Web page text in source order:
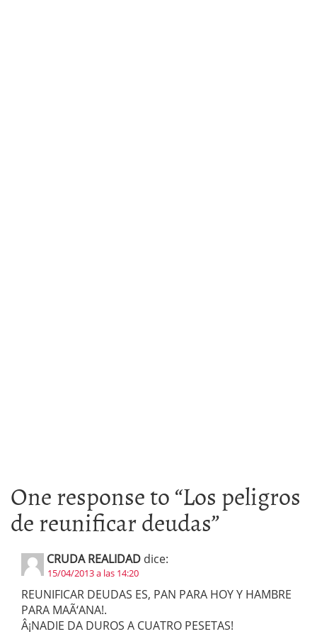
One response to “Los peligros
de reunificar deudas”
CRUDA REALIDAD dice:
15/04/2013 a las 14:20
REUNIFICAR DEUDAS ES, PAN PARA HOY Y HAMBRE
PARA MAÃ‘ANA!.
Â¡NADIE DA DUROS A CUATRO PESETAS!